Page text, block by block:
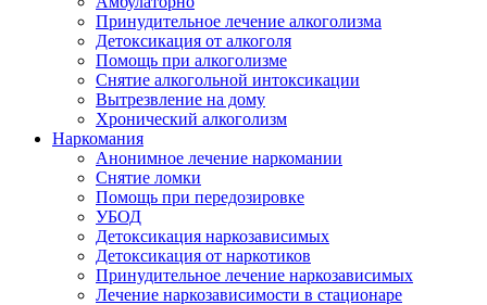
Принудительное лечение алкоголизма
Детоксикация от алкоголя
Помощь при алкоголизме
Снятие алкогольной интоксикации
Вытрезвление на дому
Хронический алкоголизм
Наркомания
Анонимное лечение наркомании
Снятие ломки
Помощь при передозировке
УБОД
Детоксикация наркозависимых
Детоксикация от наркотиков
Принудительное лечение наркозависимых
Лечение наркозависимости в стационаре